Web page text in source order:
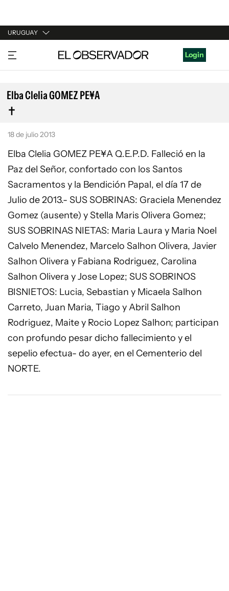
URUGUAY
URUGUAY
ARGENTINA
ESPAÑA
ESTADOS UNIDOS
Login
Elba Clelia GOMEZ PE¥A
18 de julio 2013
Elba Clelia GOMEZ PE¥A Q.E.P.D. Falleció en la
Paz del Señor, confortado con los Santos
Sacramentos y la Bendición Papal, el día 17 de
Julio de 2013.- SUS SOBRINAS: Graciela Menendez
Gomez (ausente) y Stella Maris Olivera Gomez;
SUS SOBRINAS NIETAS: Maria Laura y Maria Noel
Calvelo Menendez, Marcelo Salhon Olivera, Javier
Salhon Olivera y Fabiana Rodriguez, Carolina
Salhon Olivera y Jose Lopez; SUS SOBRINOS
BISNIETOS: Lucia, Sebastian y Micaela Salhon
Carreto, Juan Maria, Tiago y Abril Salhon
Rodriguez, Maite y Rocio Lopez Salhon; participan
con profundo pesar dicho fallecimiento y el
sepelio efectua- do ayer, en el Cementerio del
NORTE.